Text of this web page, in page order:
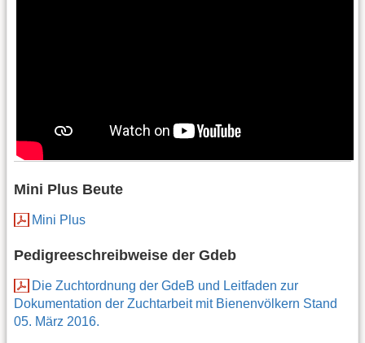
Mini Plus Beute
Mini Plus
Pedigreeschreibweise der Gdeb
Die Zuchtordnung der GdeB und Leitfaden zur
Dokumentation der Zuchtarbeit mit Bienenvölkern Stand
05. März 2016.